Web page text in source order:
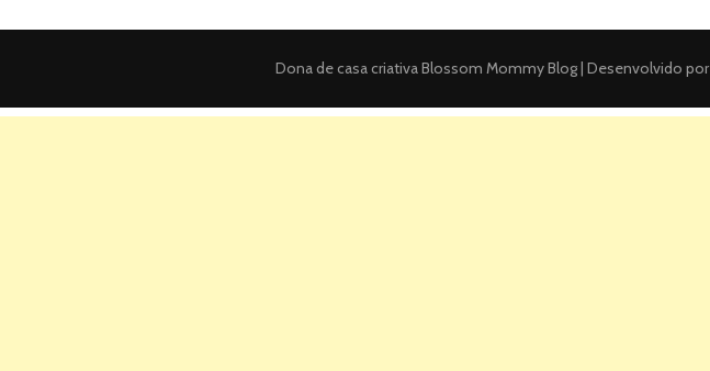
Dona de casa criativaBlossom Mommy Blog | Desenvolvido por